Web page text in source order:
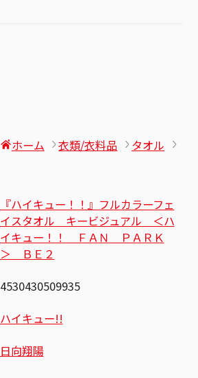
ホーム 衣類/衣料品 タオル
『ハイキュー！！』フルカラーフェ
イスタオル キービジュアル ＜ハ
イキュー！！ ＦＡＮ ＰＡＲＫ
＞ ＢＥ２
4530430509935
ハイキュー!!
日向翔陽